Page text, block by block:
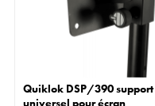
Quiklok DSP/390 support
universel pour écran